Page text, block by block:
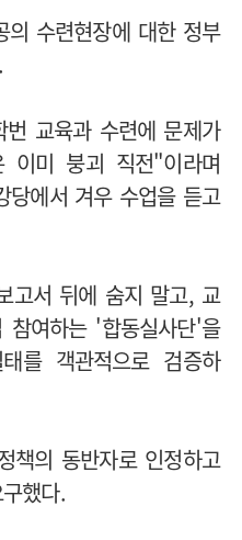
수련현장에 대한 정부
교육과 수련에 문제가
이미 붕괴 직전"이라며
에서 겨우 수업을 듣고
고서 뒤에 숨지 말고, 교
여하는 '합동실사단'을
를 객관적으로 검증하
책의 동반자로 인정하고
했다.